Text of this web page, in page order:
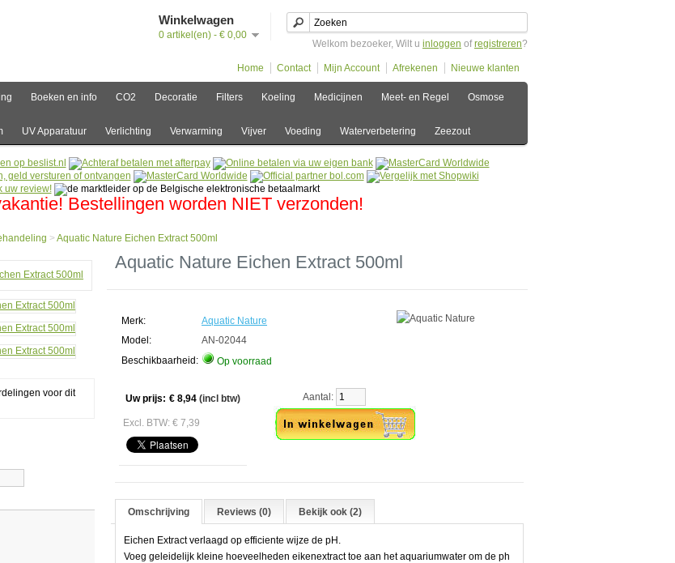
Winkelwagen
0 artikel(en) - € 0,00
Welkom bezoeker, Wilt u inloggen ofregistreren?
Home Contact Mijn Account Afrekenen Nieuwe klanten
Boeken en info CO2 Decoratie Filters Koeling Medicijnen Meet- en Regel Osmose
UV Apparatuur Verlichting Verwarming Vijver Voeding Waterverbetering Zeezout
Bestellingen worden NIET verzonden!
> Aquatic Nature Eichen Extract 500ml
voor dit
Aquatic Nature Eichen Extract 500ml
Merk:
Aquatic Nature
Model:
AN-02044
Beschikbaarheid:
Op voorraad
Uw prijs: € 8,94 (incl btw)
Excl. BTW: € 7,39
Aantal:
Omschrijving Reviews (0) Bekijk ook (2)
Eichen Extract verlaagd op efficiente wijze de pH.
Voeg geleidelijk kleine hoeveelheden eikenextract toe aan het aquariumwater om de ph